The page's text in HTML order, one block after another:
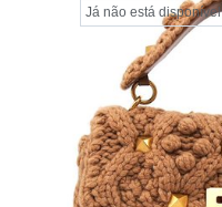
Já não está disponível